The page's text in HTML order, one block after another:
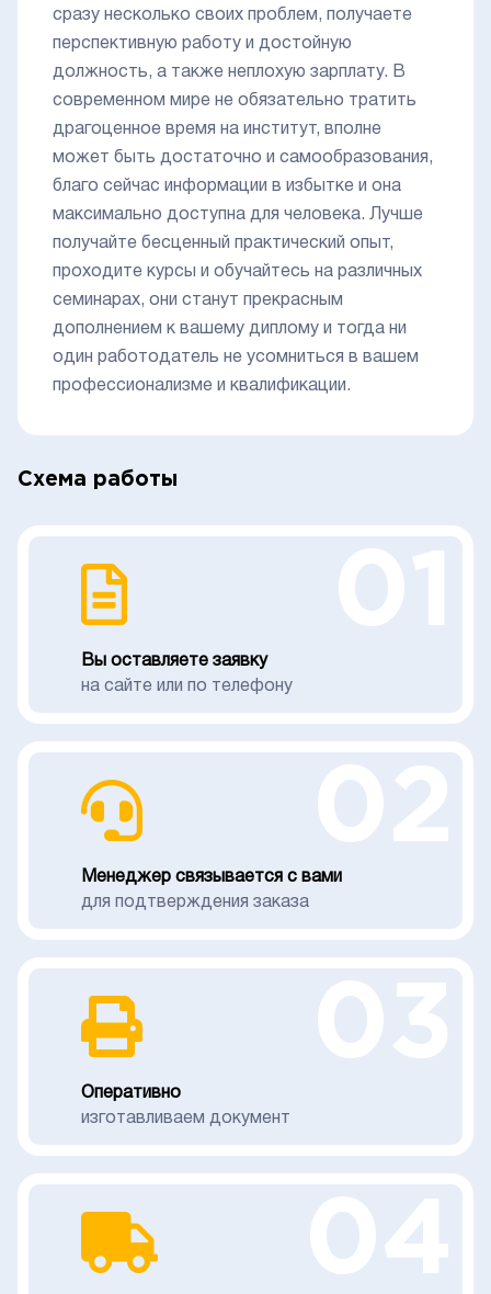
сразу несколько своих проблем, получаете
перспективную работу и достойную
должность, а также неплохую зарплату. В
современном мире не обязательно тратить
драгоценное время на институт, вполне
может быть достаточно и самообразования,
благо сейчас информации в избытке и она
максимально доступна для человека. Лучше
получайте бесценный практический опыт,
проходите курсы и обучайтесь на различных
семинарах, они станут прекрасным
дополнением к вашему диплому и тогда ни
один работодатель не усомниться в вашем
профессионализме и квалификации.
Схема работы
Вы оставляете заявку
на сайте или по телефону
Менеджер связывается с вами
для подтверждения заказа
Оперативно
изготавливаем документ